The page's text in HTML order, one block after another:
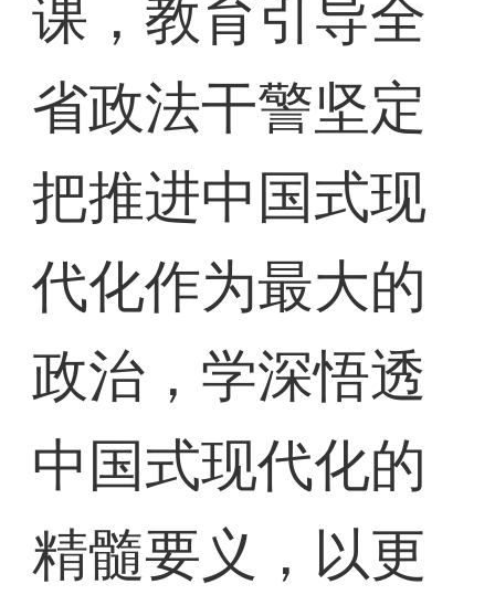
课，教育引导全
省政法干警坚定
把推进中国式现
代化作为最大的
政治，学深悟透
中国式现代化的
精髓要义，以更